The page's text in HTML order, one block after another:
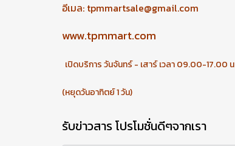
อีเมล: tpmmartsale@gmail.com
www.tpmmart.com
เปิดบริการ วันจันทร์ - เสาร์ เวลา 09.00-17.00 น
(หยุดวันอาทิตย์ 1 วัน)
รับข่าวสาร โปรโมชั่นดีๆจากเรา